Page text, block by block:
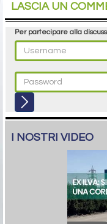
LASCIA UN
Per partecipare alla
I NOSTRI VIDEO